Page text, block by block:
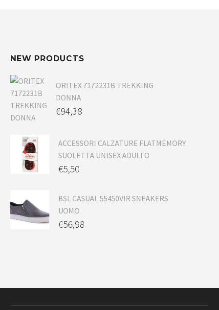
NEW PRODUCTS
ORITEX 7172231B TREKKING
DONNA
€94,38
ACCESSORI CALZATURE FLATMEMORY
SUOLETTA UNISEX ADULTO
€5,50
BSL CASUAL 55450VIR SNEAKERS
UOMO
€56,98